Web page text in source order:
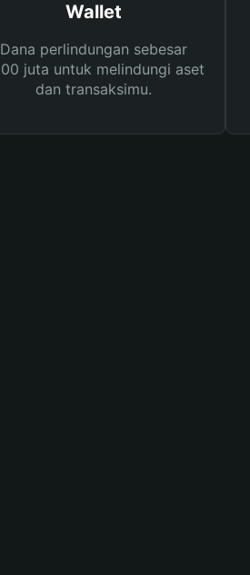
Wallet
Dana perlindungan sebesar
juta untuk melindungi aset
dan transaksimu.